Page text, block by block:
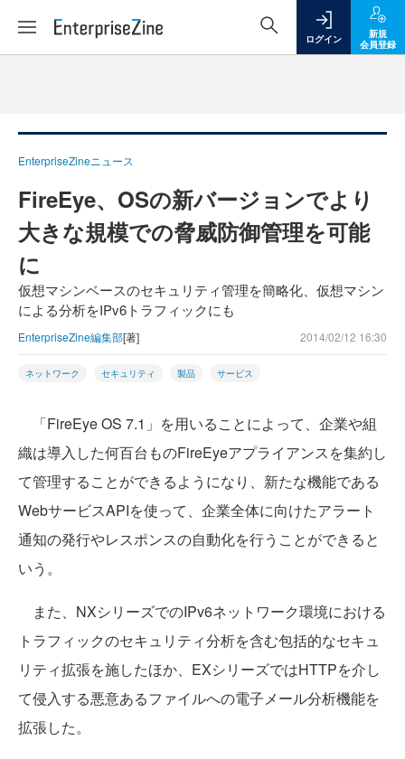
ログイン
新規
会員登録
EnterpriseZineニュース
FireEye、OSの新バージョンでより
大きな規模での脅威防御管理を可能
に
仮想マシンベースのセキュリティ管理を簡略化、仮想マシン
による分析をIPv6トラフィックにも
EnterpriseZine編集部[著] 2014/02/12 16:30
ネットワーク セキュリティ 製品 サービス
「FireEye OS 7.1」を用いることによって、企業や組
織は導入した何百台ものFireEyeアプライアンスを集約し
て管理することができるようになり、新たな機能である
WebサービスAPIを使って、企業全体に向けたアラート
通知の発行やレスポンスの自動化を行うことができると
いう。
また、NXシリーズでのIPv6ネットワーク環境における
トラフィックのセキュリティ分析を含む包括的なセキュ
リティ拡張を施したほか、EXシリーズではHTTPを介し
て侵入する悪意あるファイルへの電子メール分析機能を
拡張した。